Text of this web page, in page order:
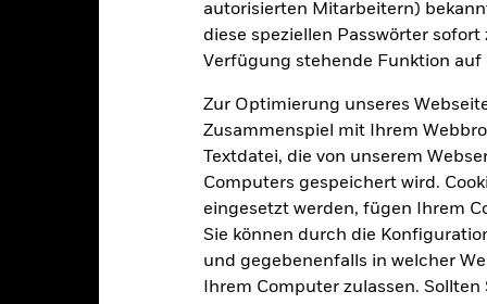
autorisierten Mitarbeitern)
diese speziellen Passwörter
Verfügung stehende Funktion auf
Zur Optimierung unseres
Zusammenspiel mit Ihrem
Textdatei, die von unserem
Computers gespeichert wird.
eingesetzt werden, fügen Ihrem
Sie können durch die
und gegebenenfalls in welcher
Ihrem Computer zulassen.
1,03%
LU1093538335
UCITS
Emerging Markets Bond -
GBP Hedged
berechnet auf Basis von
Terminpreisen
BP84020
Managementgebühr
Verwaltungsgesellschaft
Transaktionsabwicklung
Bloomberg-Ticker